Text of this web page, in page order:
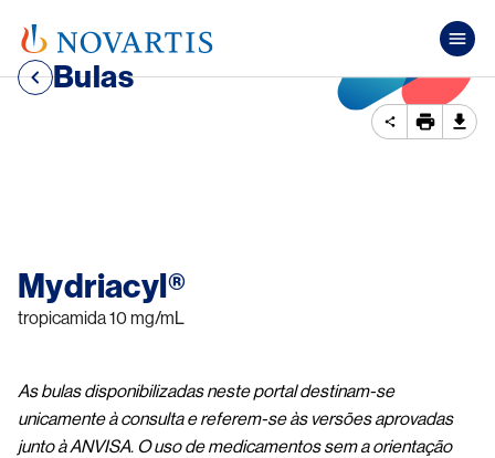
Bulas
Mydriacyl®
tropicamida 10 mg/mL
As bulas disponibilizadas neste portal destinam-se
unicamente à consulta e referem-se às versões aprovadas
junto à ANVISA. O uso de medicamentos sem a orientação